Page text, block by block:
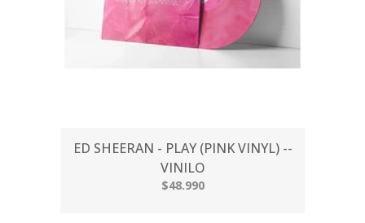
ED SHEERAN - PLAY (PINK VINYL) --
VINILO
$48.990